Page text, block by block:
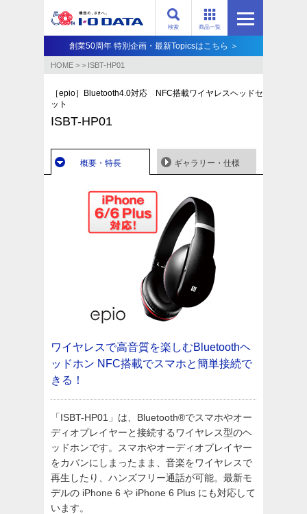
商品一覧
検索
創業50周年 特別企画・最新Topicsはこちら ＞
HOME > > ISBT-HP01
［epio］Bluetooth4.0対応 NFC搭載ワイヤレスヘッドセ
ット
ISBT-HP01
概要・特長 ギャラリー・仕様
ワイヤレスで高音質を楽しむBluetoothヘ
ッドホン NFC搭載でスマホと簡単接続で
きる！
「ISBT-HP01」は、Bluetooth®でスマホやオー
ディオプレイヤーと接続するワイヤレス型のヘ
ッドホンです。スマホやオーディオプレイヤー
をカバンにしまったまま、音楽をワイヤレスで
再生したり、ハンズフリー通話が可能。最新モ
デルの iPhone 6 や iPhone 6 Plus にも対応して
います。